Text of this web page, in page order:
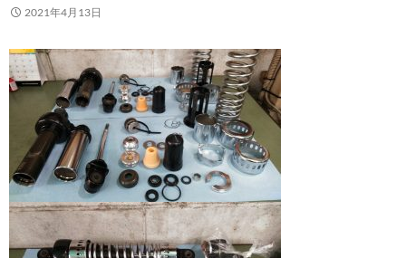
2021年4月13日